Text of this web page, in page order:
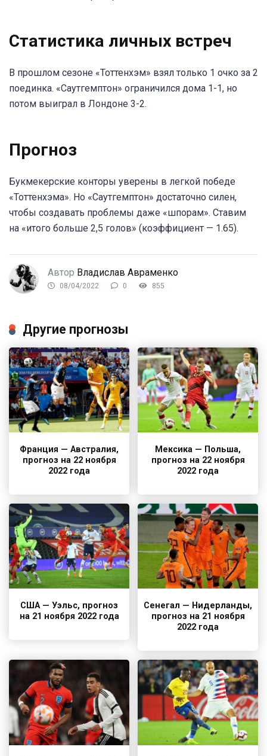
Статистика личных встреч
В прошлом сезоне «Тоттенхэм» взял только 1 очко за 2
поединка. «Саутгемптон» ограничился дома 1-1, но
потом выиграл в Лондоне 3-2.
Прогноз
Букмекерские конторы уверены в легкой победе
«Тоттенхэма». Но «Саутгемптон» достаточно силен,
чтобы создавать проблемы даже «шпорам». Ставим
на «итого больше 2,5 голов» (коэффициент — 1.65).
Автор Владислав Авраменко
08/04/2022 0 855
Другие прогнозы
Франция — Австралия,
прогноз на 22 ноября
2022 года
Мексика — Польша,
прогноз на 22 ноября
2022 года
США — Уэльс, прогноз
на 21 ноября 2022 года
Сенегал — Нидерланды,
прогноз на 21 ноября
2022 года